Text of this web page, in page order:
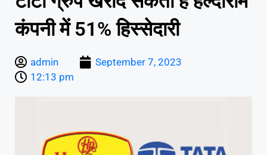
कंपनी में 51% हिस्सेदारी
admin
September 7, 2023
12:13 pm